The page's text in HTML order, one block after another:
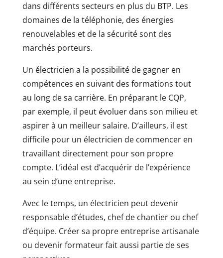
dans différents secteurs en plus du BTP. Les
domaines de la téléphonie, des énergies
renouvelables et de la sécurité sont des
marchés porteurs.
Un électricien a la possibilité de gagner en
compétences en suivant des formations tout
au long de sa carrière. En préparant le CQP,
par exemple, il peut évoluer dans son milieu et
aspirer à un meilleur salaire. D’ailleurs, il est
difficile pour un électricien de commencer en
travaillant directement pour son propre
compte. L’idéal est d’acquérir de l’expérience
au sein d’une entreprise.
Avec le temps, un électricien peut devenir
responsable d’études, chef de chantier ou chef
d’équipe. Créer sa propre entreprise artisanale
ou devenir formateur fait aussi partie de ses